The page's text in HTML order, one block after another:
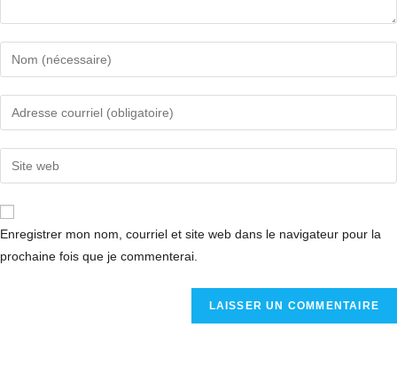
Enregistrer mon nom, courriel et site web dans le navigateur pour la
prochaine fois que je commenterai.